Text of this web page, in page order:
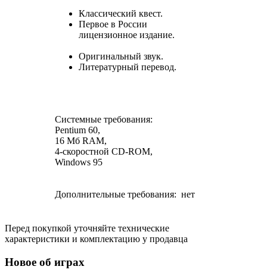
Классический квест.
Первое в России
лицензионное издание.
Оригинальный звук.
Литературный перевод.
Системные требования:
Pentium 60,
16 Мб RAM,
4-скоростной CD-ROM,
Windows 95
Дополнительные требования: нет
Перед покупкой уточняйте технические
характеристики и комплектацию у продавца
Новое об играх